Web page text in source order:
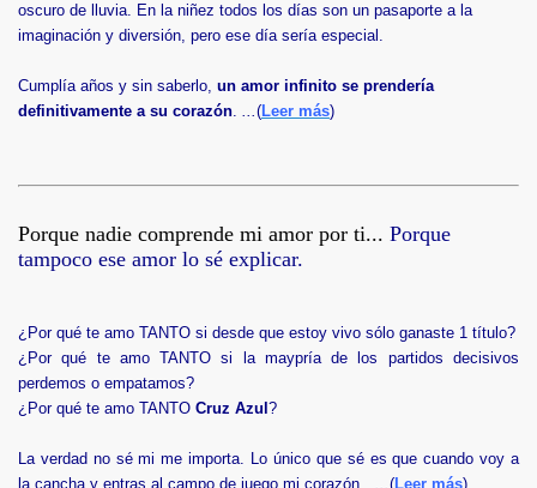
oscuro de lluvia. En la niñez todos los días son un pasaporte a la
imaginación y diversión, pero ese día sería especial.
Cumplía años y sin saberlo, un amor infinito se prendería
definitivamente a su corazón. ...(Leer más)
Porque nadie comprende mi amor por ti... Porque
tampoco ese amor lo sé explicar.
¿Por qué te amo TANTO si desde que estoy vivo sólo ganaste 1 título?
¿Por qué te amo TANTO si la maypría de los partidos decisivos
perdemos o empatamos?
¿Por qué te amo TANTO Cruz Azul ?
La verdad no sé mi me importa. Lo único que sé es que cuando voy a
la cancha y entras al campo de juego mi corazón
...(Leer más)